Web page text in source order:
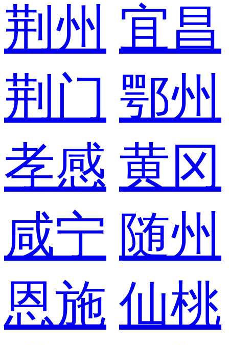
荆州 宜昌
荆门 鄂州
孝感 黄冈
咸宁 随州
恩施 仙桃